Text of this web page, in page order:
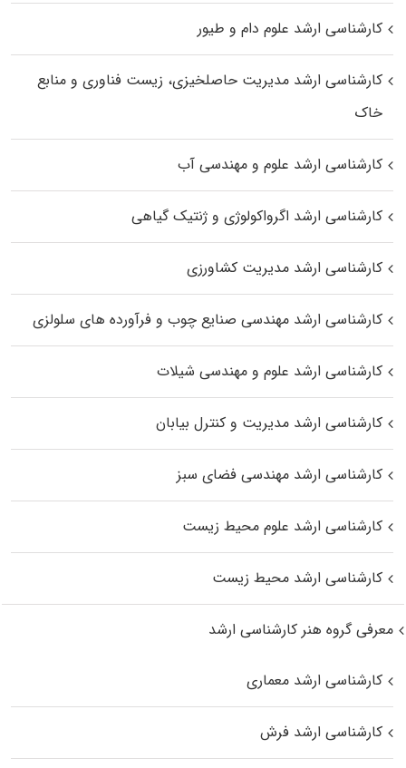
کارشناسی ارشد علوم دام و طیور
کارشناسی ارشد مدیریت حاصلخیزی، زیست فناوری و منابع
خاک
کارشناسی ارشد علوم و مهندسی آب
کارشناسی ارشد اگرواکولوژی و ژنتیک گیاهی
کارشناسی ارشد مدیریت کشاورزی
کارشناسی ارشد مهندسی صنایع چوب و فرآورده‌ های سلولزی
کارشناسی ارشد علوم و مهندسی شیلات
کارشناسی ارشد مدیریت و کنترل بیابان
کارشناسی ارشد مهندسی فضای سبز
کارشناسی ارشد علوم محیط‌ زیست
کارشناسی ارشد محیط زیست
معرفی گروه هنر کارشناسی ارشد
کارشناسی ارشد معماری
کارشناسی ارشد فرش